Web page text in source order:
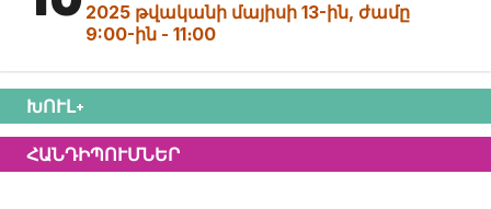
2025 թվականի մայիսի 13-ին, ժամը
9:00-ին - 11։00
ԽՈՒԼ+
ՀԱՆԴԻՊՈՒՄՆԵՐ